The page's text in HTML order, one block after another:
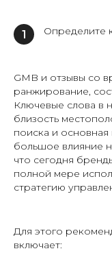
1 Определите
GMB и отзывы со
ранжирование,
Ключевые слова в
близость
поиска и
большое влияние
что сегодня
полной мере
стратегию
Для этого
включает: